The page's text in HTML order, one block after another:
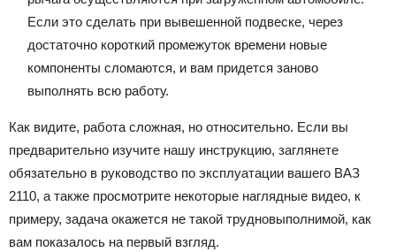
Если это сделать при вывешенной подвеске, через
достаточно короткий промежуток времени новые
компоненты сломаются, и вам придется заново
выполнять всю работу.
Как видите, работа сложная, но относительно. Если вы
предварительно изучите нашу инструкцию, заглянете
обязательно в руководство по эксплуатации вашего ВАЗ
2110, а также просмотрите некоторые наглядные видео, к
примеру, задача окажется не такой трудновыполнимой, как
вам показалось на первый взгляд.